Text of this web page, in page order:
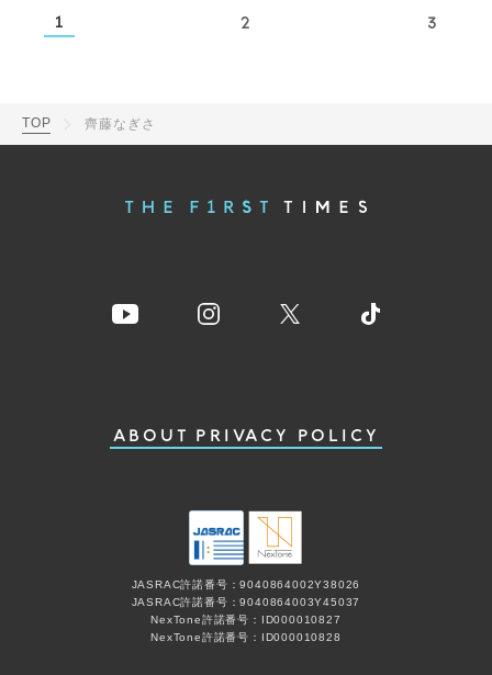
1 2 3
TOP 齊藤なぎさ
ABOUT PRIVACY POLICY
JASRAC許諾番号：9040864002Y38026
JASRAC許諾番号：9040864003Y45037
NexTone許諾番号：ID000010827
NexTone許諾番号：ID000010828